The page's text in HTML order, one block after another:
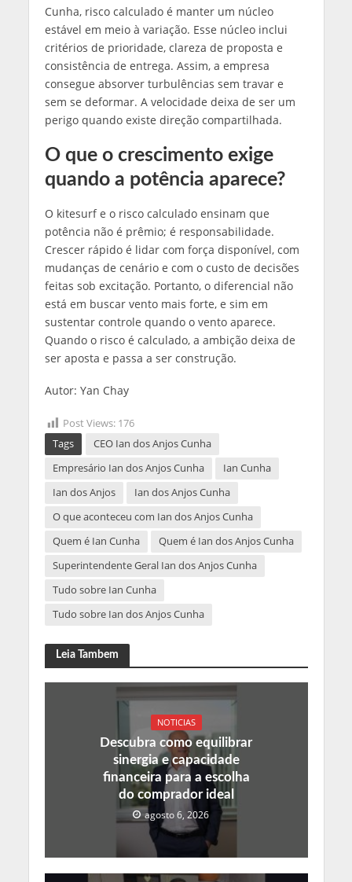
Cunha, risco calculado é manter um núcleo
estável em meio à variação. Esse núcleo inclui
critérios de prioridade, clareza de proposta e
consistência de entrega. Assim, a empresa
consegue absorver turbulências sem travar e
sem se deformar. A velocidade deixa de ser um
perigo quando existe direção compartilhada.
O que o crescimento exige
quando a potência aparece?
O kitesurf e o risco calculado ensinam que
potência não é prêmio; é responsabilidade.
Crescer rápido é lidar com força disponível, com
mudanças de cenário e com o custo de decisões
feitas sob excitação. Portanto, o diferencial não
está em buscar vento mais forte, e sim em
sustentar controle quando o vento aparece.
Quando o risco é calculado, a ambição deixa de
ser aposta e passa a ser construção.
Autor: Yan Chay
Post Views: 176
Tags
CEO Ian dos Anjos Cunha
Empresário Ian dos Anjos Cunha
Ian Cunha
Ian dos Anjos
Ian dos Anjos Cunha
O que aconteceu com Ian dos Anjos Cunha
Quem é Ian Cunha
Quem é Ian dos Anjos Cunha
Superintendente Geral Ian dos Anjos Cunha
Tudo sobre Ian Cunha
Tudo sobre Ian dos Anjos Cunha
Leia Tambem
NOTICIAS
Descubra como equilibrar
sinergia e capacidade
financeira para a escolha
do comprador ideal
agosto 6, 2026